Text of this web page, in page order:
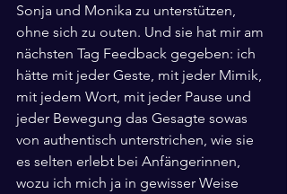
Sonja und Monika zu unterstützen,
ohne sich zu outen. Und sie hat mir am
nächsten Tag Feedback gegeben: ich
hätte mit jeder Geste, mit jeder Mimik,
mit jedem Wort, mit jeder Pause und
jeder Bewegung das Gesagte sowas
von authentisch unterstrichen, wie sie
es selten erlebt bei Anfängerinnen,
wozu ich mich ja in gewisser Weise